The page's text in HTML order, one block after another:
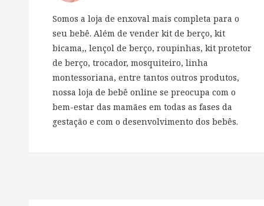
Somos a loja de enxoval mais completa para o
seu bebê. Além de vender kit de berço, kit
bicama,, lençol de berço, roupinhas, kit protetor
de berço, trocador, mosquiteiro, linha
montessoriana, entre tantos outros produtos,
nossa loja de bebê online se preocupa com o
bem-estar das mamães em todas as fases da
gestação e com o desenvolvimento dos bebês.